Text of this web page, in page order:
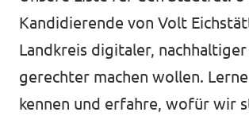
Kandidierende von Volt
Landkreis digitaler,
gerechter machen wollen. Lerne
kennen und erfahre, wofür wir